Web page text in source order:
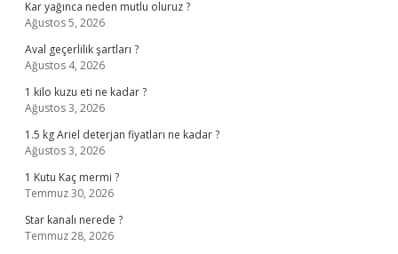
Kar yağınca neden mutlu oluruz ?
Ağustos 5, 2026
Aval geçerlilik şartları ?
Ağustos 4, 2026
1 kilo kuzu eti ne kadar ?
Ağustos 3, 2026
1.5 kg Ariel deterjan fiyatları ne kadar ?
Ağustos 3, 2026
1 Kutu Kaç mermi ?
Temmuz 30, 2026
Star kanalı nerede ?
Temmuz 28, 2026